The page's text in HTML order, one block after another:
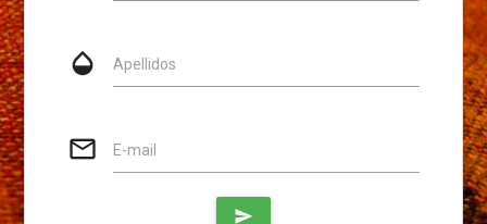
opacity Apellidos
mail_outline E-mail
send